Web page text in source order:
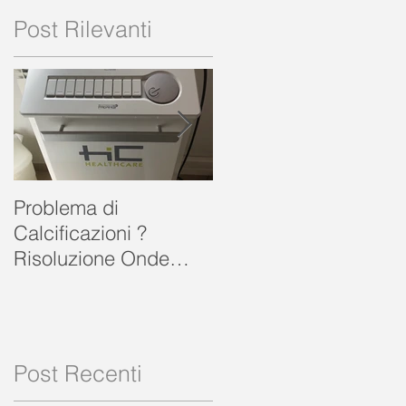
Post Rilevanti
Problema di
Calcificazioni ?
Risoluzione Onde
Post Recenti